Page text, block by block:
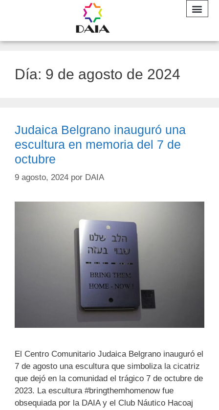
Día: 9 de agosto de 2024
Judaica Belgrano inauguró una
escultura en memoria del 7 de
octubre
9 agosto, 2024 por DAIA
El Centro Comunitario Judaica Belgrano inauguró el
7 de agosto una escultura que simboliza la cicatriz
que dejó en la comunidad el trágico 7 de octubre de
2023. La escultura #bringthemhomenow fue
obsequiada por la DAIA y el Club Náutico Hacoaj